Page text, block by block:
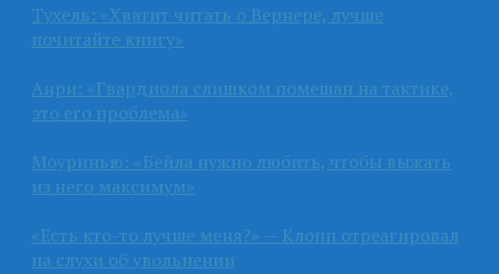
Тухель: «Хватит читать о Вернере, лучше
почитайте книгу»
Анри: «Гвардиола слишком помешан на тактике,
это его проблема»
Моуринью: «Бейла нужно любить, чтобы выжать
из него максимум»
«Есть кто-то лучше меня?» — Клопп отреагировал
на слухи об увольнении